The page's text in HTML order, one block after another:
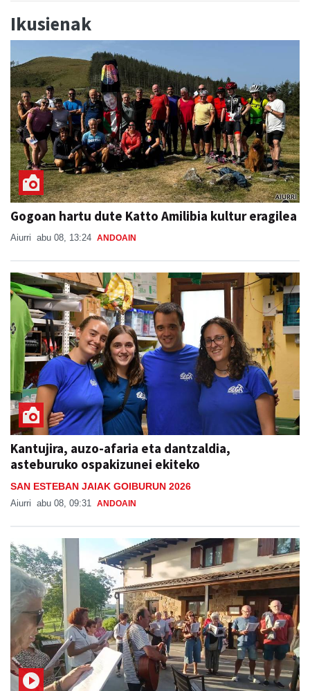
Ikusienak
Gogoan hartu dute Katto Amilibia kultur eragilea
Aiurri abu 08, 13:24 ANDOAIN
Kantujira, auzo-afaria eta dantzaldia,
asteburuko ospakizunei ekiteko
SAN ESTEBAN JAIAK GOIBURUN 2026
Aiurri abu 08, 09:31 ANDOAIN